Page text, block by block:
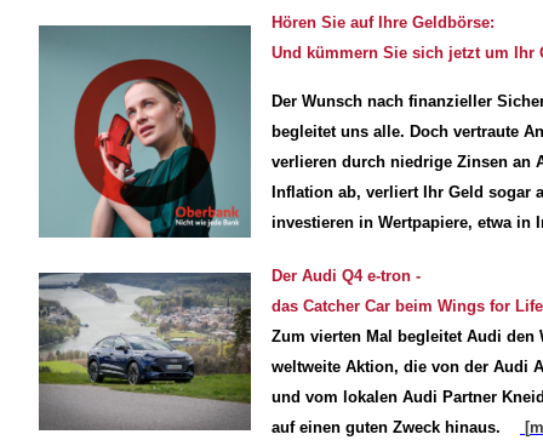
Hören Sie auf Ihre Geldbörse:
Und kümmern Sie sich jetzt um Ihr
Der Wunsch nach finanzieller
beglei­tet uns alle. Doch vertraute
verlieren durch niedrige Zinsen an
Inflation ab, verliert Ihr Geld sogar
investieren in Wertpapiere, etwa
Der Audi Q4 e-tron -
das Catcher Car beim Wings for
Zum vierten Mal begleitet Audi den
weltweite Aktion, die von der Audi
und vom lokalen Audi Partner
auf einen guten Zweck hinaus.
[